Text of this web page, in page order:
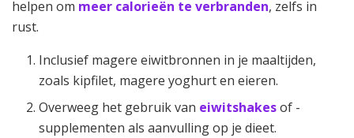
helpen om meer calorieën te verbranden, zelfs in
rust.
Inclusief magere eiwitbronnen in je maaltijden,
zoals kipfilet, magere yoghurt en eieren.
Overweeg het gebruik van eiwitshakesof -
supplementen als aanvulling op je dieet.